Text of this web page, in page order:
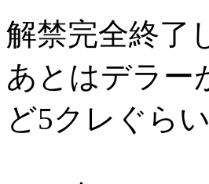
解禁完全終了
あとはデラー
ど5クレぐら